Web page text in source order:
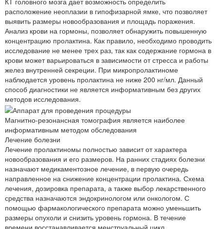
расположение неоплазии в гипофизарной ямке, что позволяет
выявить размеры новообразования и площадь поражения.
Анализ крови на гормоны, позволяет обнаружить повышенную
концентрацию пролактина. Как правило, необходимо проводить
исследование не менее трех раз, так как содержание гормона в
крови может варьироваться в зависимости от стресса и работы
желез внутренней секреции. При микропролактиноме
наблюдается уровень пролактина не ниже 200 нг/мл. Данный
способ диагностики не является информативным без других
методов исследования.
Магнитно-резонансная томография является наиболее
информативным методом обследования
Лечение болезни
Лечение пролактиномы полностью зависит от характера
новообразования и его размеров. На ранних стадиях болезни
назначают медикаментозное лечение, в первую очередь
направленное на снижение концентрации пролактина. Схема
лечения, дозировка препарата, а также выбор лекарственного
средства назначаются эндокринологом или онкологом. С
помощью фармакологического препарата можно уменьшить
размеры опухоли и снизить уровень гормона. В течение
времени восстанавливается менструальный цикл,